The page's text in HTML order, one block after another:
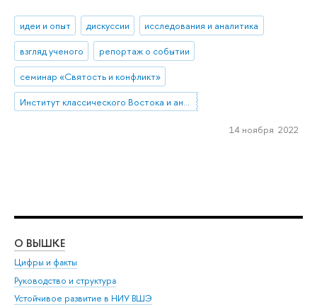
идеи и опыт дискуссии
исследования и аналитика
взгляд ученого
репортаж о событии
семинар «Святость и конфликт»
14 ноября 2022
О ВЫШКЕ
Цифры и факты
Руководство и структура
Устойчивое развитие в НИУ ВШЭ